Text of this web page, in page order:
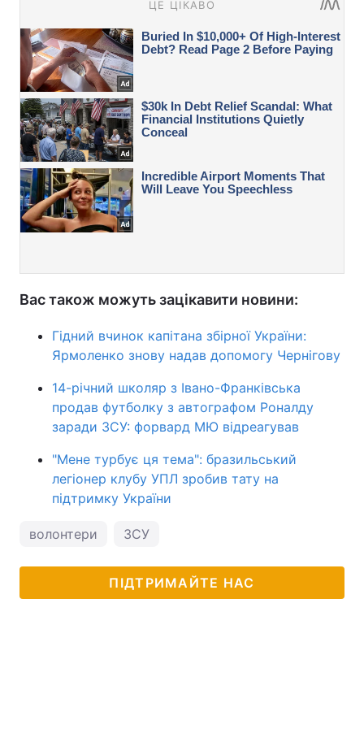
Вас також можуть зацікавити новини:
Гідний вчинок капітана збірної України:
Ярмоленко знову надав допомогу Чернігову
14-річний школяр з Івано-Франківська
продав футболку з автографом Роналду
заради ЗСУ: форвард МЮ відреагував
"Мене турбує ця тема": бразильський
легіонер клубу УПЛ зробив тату на
підтримку України
волонтери ЗСУ
ПІДТРИМАЙТЕ НАС